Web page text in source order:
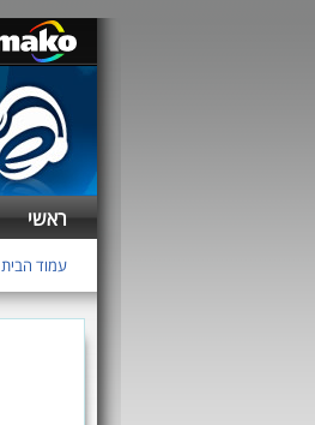
ראשי
עמוד הבית